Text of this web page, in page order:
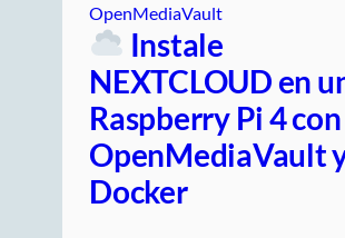
OpenMediaVault
Instale
NEXTCLOUD en
Raspberry Pi 4 con
OpenMediaVault
Docker